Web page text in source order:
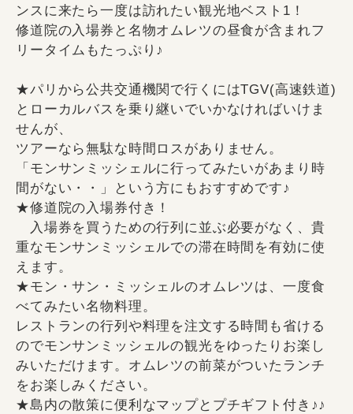
ンスに来たら一度は訪れたい観光地ベスト1！
修道院の入場券と名物オムレツの昼食が含まれフ
リータイムもたっぷり♪
★パリから公共交通機関で行くにはTGV(高速鉄道)
とローカルバスを乗り継いでいかなければいけま
せんが、
ツアーなら無駄な時間ロスがありません。
「モンサンミッシェルに行ってみたいがあまり時
間がない・・」という方にもおすすめです♪
★修道院の入場券付き！
入場券を買うための行列に並ぶ必要がなく、貴
重なモンサンミッシェルでの滞在時間を有効に使
えます。
★モン・サン・ミッシェルのオムレツは、一度食
べてみたい名物料理。
レストランの行列や料理を注文する時間も省ける
のでモンサンミッシェルの観光をゆったりお楽し
みいただけます。オムレツの前菜がついたランチ
をお楽しみください。
★島内の散策に便利なマップとプチギフト付き♪♪